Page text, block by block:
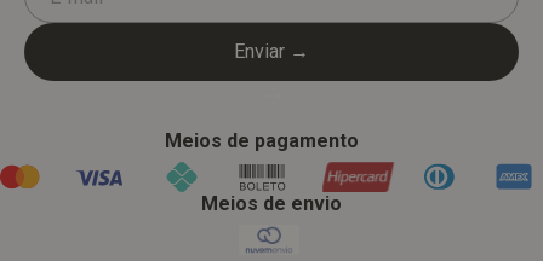
Meios de pagamento
Meios de envio